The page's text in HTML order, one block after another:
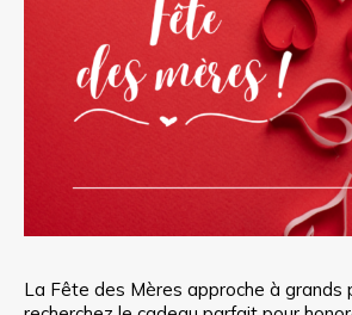
La Fête des Mères approche à grands